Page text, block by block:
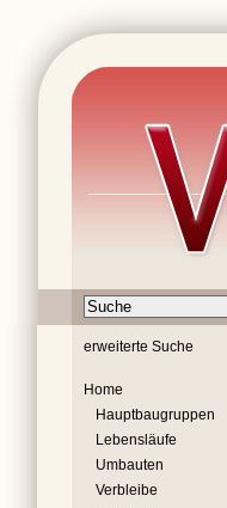
erweiterte Suche
Home
Hauptbaugruppen
Lebensläufe
Umbauten
Verbleibe